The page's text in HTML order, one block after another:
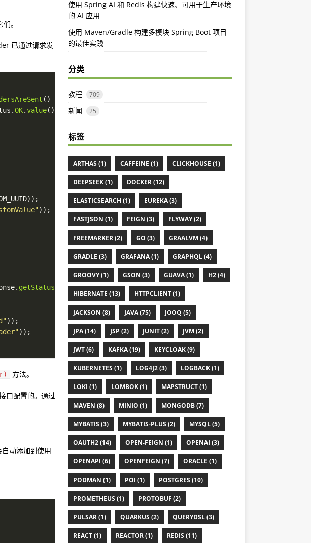
。
已通过请求发
() throws
OK.value
getStatusCode
方法。
口配置的。通过
动添加到使用
使用 Spring AI 和 Redis 构建快速、可用于生产环境
的 AI 应用
使用 Maven/Gradle 构建多模块 Spring Boot 项目
的最佳实践
分类
教程 709
新闻 25
标签
ARTHAS (1) CAFFEINE (1) CLICKHOUSE (1)
DEEPSEEK (1) DOCKER (12)
ELASTICSEARCH (1) EUREKA (3)
FASTJSON (1) FEIGN (3) FLYWAY (2)
FREEMARKER (2) GO (3) GRAALVM (4)
GRADLE (3) GRAFANA (1) GRAPHQL (4)
GROOVY (1) GSON (3) GUAVA (1) H2 (4)
HIBERNATE (13) HTTPCLIENT (1)
JACKSON (8) JAVA (75) JOOQ (5)
JPA (14) JSP (2) JUNIT (2) JVM (2)
JWT (6) KAFKA (19) KEYCLOAK (9)
KUBERNETES (1) LOG4J2 (3) LOGBACK (1)
LOKI (1) LOMBOK (1) MAPSTRUCT (1)
MAVEN (8) MINIO (1) MONGODB (7)
MYBATIS (3) MYBATIS-PLUS (2) MYSQL (5)
OAUTH2 (14) OPEN-FEIGN (1) OPENAI (3)
OPENAPI (6) OPENFEIGN (7) ORACLE (1)
PODMAN (1) POI (1) POSTGRES (10)
PROMETHEUS (1) PROTOBUF (2)
PULSAR (1) QUARKUS (2) QUERYDSL (3)
REACT (1) REACTOR (1) REDIS (11)